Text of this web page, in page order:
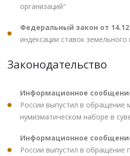
организаций"
Федеральный закон от
индексации ставок земельного
Законодательство
Информационное
России выпустил в обращение
нумизматическом наборе в
Информационное
России выпустил в обращение